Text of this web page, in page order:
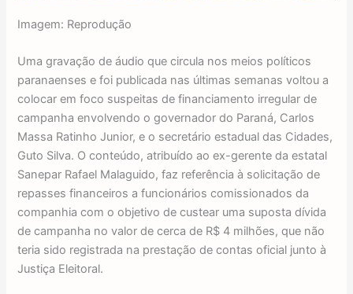
Imagem: Reprodução
Uma gravação de áudio que circula nos meios políticos
paranaenses e foi publicada nas últimas semanas voltou a
colocar em foco suspeitas de financiamento irregular de
campanha envolvendo o governador do Paraná, Carlos
Massa Ratinho Junior, e o secretário estadual das Cidades,
Guto Silva. O conteúdo, atribuído ao ex-gerente da estatal
Sanepar Rafael Malaguido, faz referência à solicitação de
repasses financeiros a funcionários comissionados da
companhia com o objetivo de custear uma suposta dívida
de campanha no valor de cerca de R$ 4 milhões, que não
teria sido registrada na prestação de contas oficial junto à
Justiça Eleitoral.